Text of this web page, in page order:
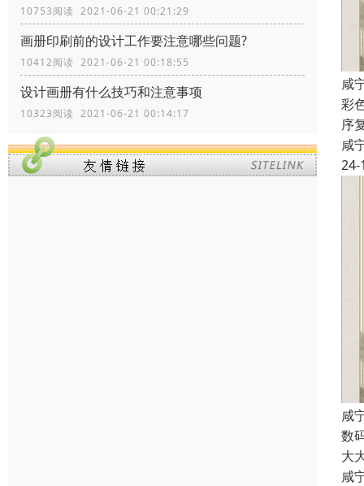
10753阅读 2021-06-21 00:21:29
画册印刷前的设计工作要注意哪些问题?
10412阅读 2021-06-21 00:18:55
设计画册有什么技巧和注意事项
10323阅读 2021-06-21 00:14:17
咸
彩
序
咸
24-
咸
数
大
咸